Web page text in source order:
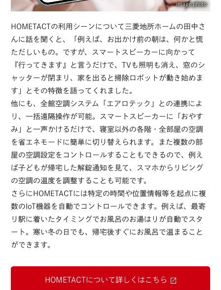
HOMETACTの利用シーンについて三菱地所ホームの田中さ
んに話を聞くと、「例えば、お出かけ前の朝は、何かと慌
ただしいもの。ですが、スマートスピーカーに向かって
『行ってきます』と言うだけで、TVも照明も消え、窓のシ
ャッターが閉まり、家を出ると掃除ロボットが動き始めま
す」とその特徴を語ってくれました。
他にも、全館空調システム「エアロテック」との連携によ
り、一括遠隔操作が可能。スマートスピーカーに「おやす
み」と一声かけるだけで、寝室以外の各階・全部屋の空調
を省エネモードに簡単に切り替えられます。また複数の部
屋の空調設定をコントロールすることもできるので、例え
ば子どもが帰宅した解錠通知を見て、スマホからリビング
の空調の温度を調整することも可能です。
さらにHOMETACTには特定の時間や位置情報等を起点に複
数のIoT機器を自動でコントロールできます。例えば、最寄
り駅に着いたタイミングでお風呂のお湯はりが自動でスタ
ート。寒い冬の日でも、帰宅後すぐにお風呂で温まること
ができます。
HOMETACTについて詳しくはこちら
image photo